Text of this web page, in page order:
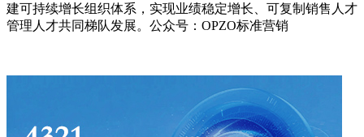
建可持续增长组织体系，实现业绩稳定增长、可复制销售人才
管理人才共同梯队发展。公众号：OPZO标准营销